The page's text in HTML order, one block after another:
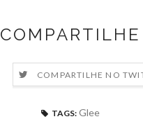
COMPARTILHE
COMPARTILHE NO
TAGS: Glee